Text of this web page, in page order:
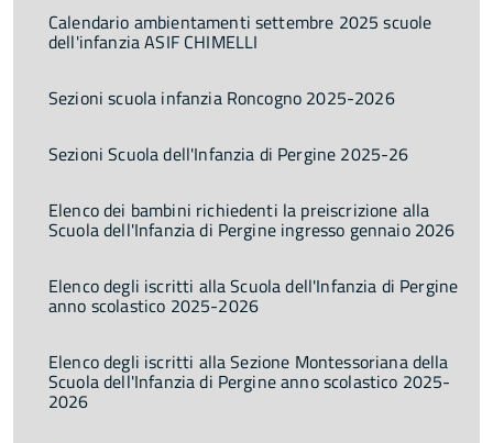
Calendario ambientamenti settembre 2025 scuole
dell'infanzia ASIF CHIMELLI
Sezioni scuola infanzia Roncogno 2025-2026
Sezioni Scuola dell'Infanzia di Pergine 2025-26
Elenco dei bambini richiedenti la preiscrizione alla
Scuola dell'Infanzia di Pergine ingresso gennaio 2026
Elenco degli iscritti alla Scuola dell'Infanzia di Pergine
anno scolastico 2025-2026
Elenco degli iscritti alla Sezione Montessoriana della
Scuola dell'Infanzia di Pergine anno scolastico 2025-
2026